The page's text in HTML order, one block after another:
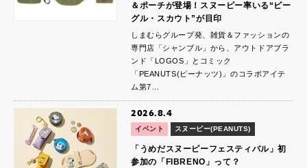
＆ポーチが登場！スヌーピー率いる“ビー
グル・スカウト”が目印
しまむらグループ発、雑貨＆ファッションの
専門店「シャンブル」から、アウトドアブラ
ンド「LOGOS」とコミック
「PEANUTS(ピーナッツ)」のコラボアイテ
ム第7…
2026.8.4
イベント スヌーピー(PEANUTS)
「うめだスヌーピーフェスティバル」初
参加の「FIBRENO」って？